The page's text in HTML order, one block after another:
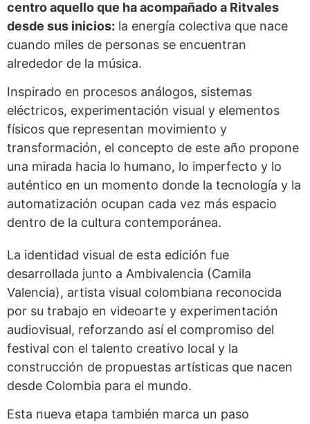
centro aquello que ha acompañado a Ritvales
desde sus inicios: la energía colectiva que nace
cuando miles de personas se encuentran
alrededor de la música.
Inspirado en procesos análogos, sistemas
eléctricos, experimentación visual y elementos
físicos que representan movimiento y
transformación, el concepto de este año propone
una mirada hacia lo humano, lo imperfecto y lo
auténtico en un momento donde la tecnología y la
automatización ocupan cada vez más espacio
dentro de la cultura contemporánea.
La identidad visual de esta edición fue
desarrollada junto a Ambivalencia (Camila
Valencia), artista visual colombiana reconocida
por su trabajo en videoarte y experimentación
audiovisual, reforzando así el compromiso del
festival con el talento creativo local y la
construcción de propuestas artísticas que nacen
desde Colombia para el mundo.
Esta nueva etapa también marca un paso